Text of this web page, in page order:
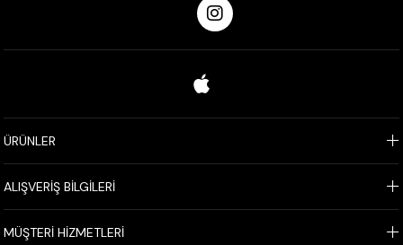
ÜRÜNLER
ALIŞVERİŞ BİLGİLERİ
MÜŞTERİ HİZMETLERİ